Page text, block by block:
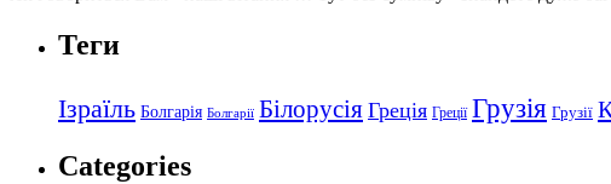
Теги
Ізраїль Болгарія Болгарії Білорусія Греція Греції Грузія Грузії
Categories